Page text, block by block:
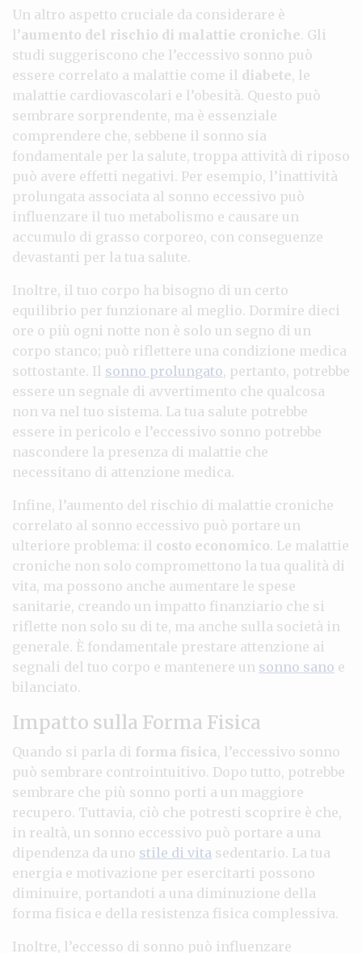
Un altro aspetto cruciale da considerare è
l’aumento del rischio di malattie croniche. Gli
studi suggeriscono che l’eccessivo sonno può
essere correlato a malattie come il diabete, le
malattie cardiovascolari e l’obesità. Questo può
sembrare sorprendente, ma è essenziale
comprendere che, sebbene il sonno sia
fondamentale per la salute, troppa attività di riposo
può avere effetti negativi. Per esempio, l’inattività
prolungata associata al sonno eccessivo può
influenzare il tuo metabolismo e causare un
accumulo di grasso corporeo, con conseguenze
devastanti per la tua salute.
Inoltre, il tuo corpo ha bisogno di un certo
equilibrio per funzionare al meglio. Dormire dieci
ore o più ogni notte non è solo un segno di un
corpo stanco; può riflettere una condizione medica
sottostante. Il sonno prolungato, pertanto, potrebbe
essere un segnale di avvertimento che qualcosa
non va nel tuo sistema. La tua salute potrebbe
essere in pericolo e l’eccessivo sonno potrebbe
nascondere la presenza di malattie che
necessitano di attenzione medica.
Infine, l’aumento del rischio di malattie croniche
correlato al sonno eccessivo può portare un
ulteriore problema: il costo economico. Le malattie
croniche non solo compromettono la tua qualità di
vita, ma possono anche aumentare le spese
sanitarie, creando un impatto finanziario che si
riflette non solo su di te, ma anche sulla società in
generale. È fondamentale prestare attenzione ai
segnali del tuo corpo e mantenere un sonno sano e
bilanciato.
Impatto sulla Forma Fisica
Quando si parla di forma fisica, l’eccessivo sonno
può sembrare controintuitivo. Dopo tutto, potrebbe
sembrare che più sonno porti a un maggiore
recupero. Tuttavia, ciò che potresti scoprire è che,
in realtà, un sonno eccessivo può portare a una
dipendenza da uno stile di vita sedentario. La tua
energia e motivazione per esercitarti possono
diminuire, portandoti a una diminuzione della
forma fisica e della resistenza fisica complessiva.
Inoltre, l’eccesso di sonno può influenzare